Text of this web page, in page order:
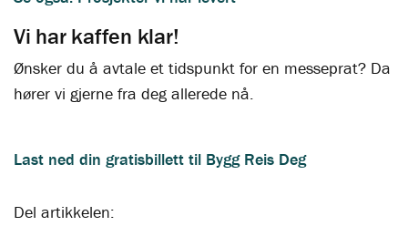
Vi har kaffen klar!
Ønsker du å avtale et tidspunkt for en messeprat? Da
hører vi gjerne fra deg allerede nå.
Last ned din gratisbillett til Bygg Reis Deg
Del artikkelen: